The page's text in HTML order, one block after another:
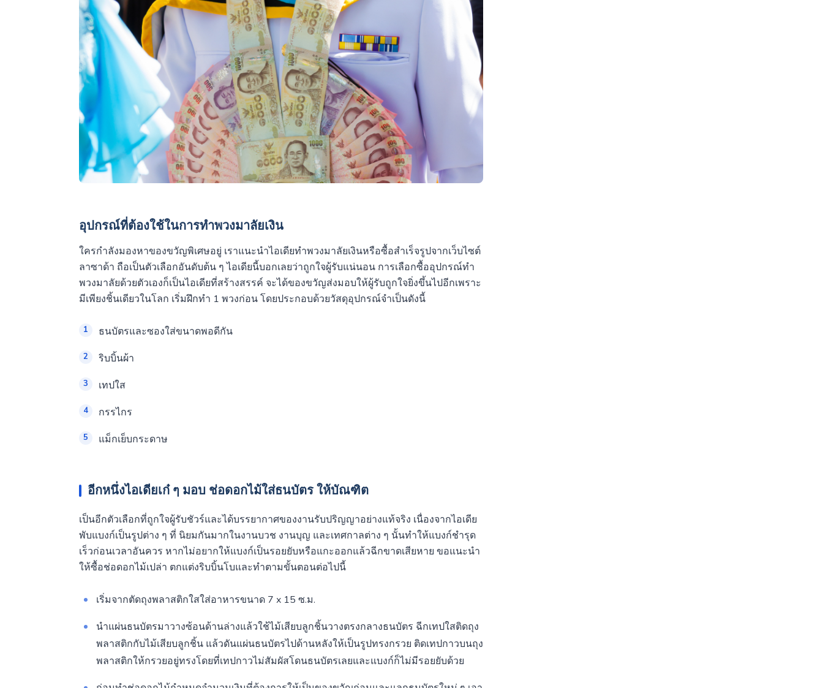
อุปกรณ์ที่ต้องใช้ในการทำพวงมาลัยเงิน
ใครกำลังมองหาของขวัญพิเศษอยู่ เราแนะนำไอเดียทำพวงมาลัยเงินหรือซื้อสำเร็จรูปจากเว็บไซต์
ลาซาด้า ถือเป็นตัวเลือกอันดับต้น ๆ ไอเดียนี้บอกเลยว่าถูกใจผู้รับแน่นอน การเลือกซื้ออุปกรณ์ทำ
พวงมาลัยด้วยตัวเองก็เป็นไอเดียที่สร้างสรรค์ จะได้ของขวัญส่งมอบให้ผู้รับถูกใจยิ่งขึ้นไปอีกเพราะ
มีเพียงชิ้นเดียวในโลก เริ่มฝึกทำ 1 พวงก่อน โดยประกอบด้วยวัสดุอุปกรณ์จำเป็นดังนี้
ธนบัตรและซองใส่ขนาดพอดีกัน
ริบบิ้นผ้า
เทปใส
กรรไกร
แม็กเย็บกระดาษ
อีกหนึ่งไอเดียเก๋ ๆ มอบ ช่อดอกไม้ใส่ธนบัตร ให้บัณฑิต
เป็นอีกตัวเลือกที่ถูกใจผู้รับชัวร์และได้บรรยากาศของงานรับปริญญาอย่างแท้จริง เนื่องจากไอเดีย
พับแบงก์เป็นรูปต่าง ๆ ที่ นิยมกันมากในงานบวช งานบุญ และเทศกาลต่าง ๆ นั้นทำให้แบงก์ชำรุด
เร็วก่อนเวลาอันควร หากไม่อยากให้แบงก์เป็นรอยยับหรือแกะออกแล้วฉีกขาดเสียหาย ขอแนะนำ
ให้ซื้อช่อดอกไม้เปล่า ตกแต่งริบบิ้นโบและทำตามขั้นตอนต่อไปนี้
เริ่มจากตัดถุงพลาสติกใสใส่อาหารขนาด 7 x 15 ซ.ม.
นำแผ่นธนบัตรมาวางซ้อนด้านล่างแล้วใช้ไม้เสียบลูกชิ้นวางตรงกลางธนบัตร ฉีกเทปใสติดถุง
พลาสติกกับไม้เสียบลูกชิ้น แล้วดันแผ่นธนบัตรไปด้านหลังให้เป็นรูปทรงกรวย ติดเทปกาวบนถุง
พลาสติกให้กรวยอยู่ทรงโดยที่เทปกาวไม่สัมผัสโดนธนบัตรเลยและแบงก์ก็ไม่มีรอยยับด้วย